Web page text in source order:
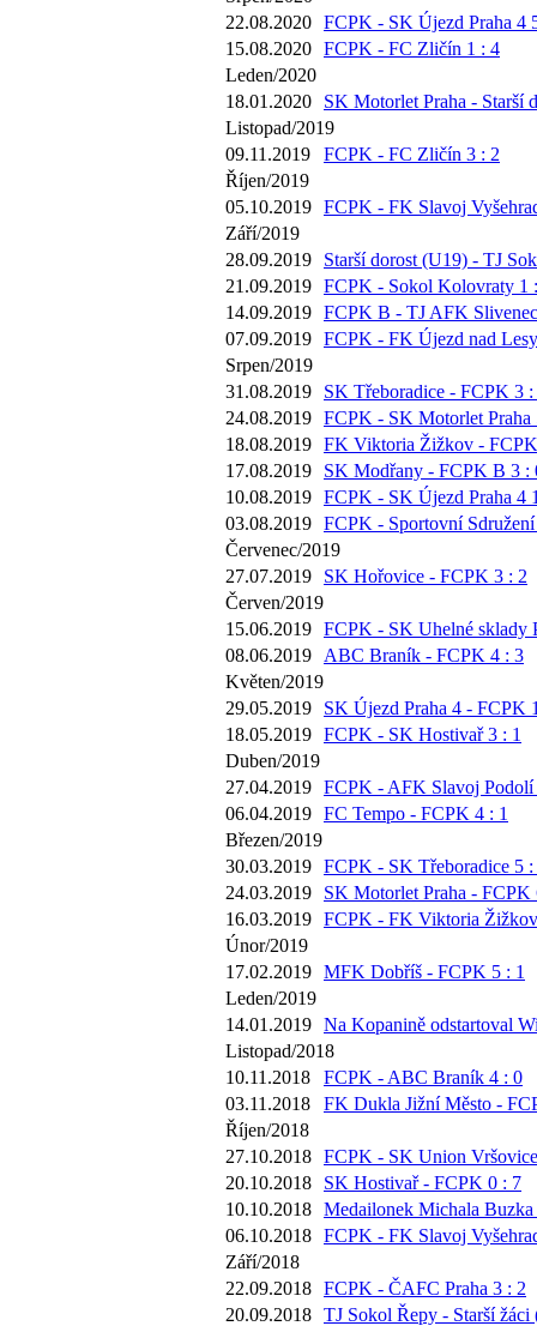
22.08.2020 FCPK - SK Újezd Praha 4
15.08.2020 FCPK - FC Zličín 1 : 4
Leden/2020
18.01.2020
SK Motorlet Praha - Starší
Listopad/2019
09.11.2019
FCPK - FC Zličín 3 : 2
Říjen/2019
05.10.2019 FCPK - FK Slavoj
Září/2019
28.09.2019
Starší dorost (U19) - TJ
21.09.2019 FCPK - Sokol Kolovraty 1
14.09.2019 FCPK B - TJ AFK
07.09.2019 FCPK - FK Újezd nad
Srpen/2019
31.08.2019
SK Třeboradice - FCPK 3 :
24.08.2019 FCPK - SK Motorlet Praha
18.08.2019 FK Viktoria Žižkov -
17.08.2019
SK Modřany - FCPK B 3 :
10.08.2019 FCPK - SK Újezd Praha 4
03.08.2019 FCPK - Sportovní
Červenec/2019
27.07.2019
SK Hořovice - FCPK 3 : 2
Červen/2019
15.06.2019 FCPK - SK Uhelné sklady
08.06.2019
ABC Braník - FCPK 4 : 3
Květen/2019
29.05.2019
SK Újezd Praha 4 - FCPK
18.05.2019 FCPK - SK Hostivař 3 : 1
Duben/2019
27.04.2019 FCPK - AFK Slavoj Podolí
06.04.2019 FC Tempo - FCPK 4 : 1
Březen/2019
30.03.2019 FCPK - SK Třeboradice 5 :
24.03.2019
SK Motorlet Praha - FCPK
16.03.2019 FCPK - FK Viktoria
Únor/2019
17.02.2019 MFK Dobříš - FCPK 5 : 1
Leden/2019
14.01.2019 Na Kopanině odstartoval
Listopad/2018
10.11.2018
FCPK - ABC Braník 4 : 0
03.11.2018
FK Dukla Jižní Město -
Říjen/2018
27.10.2018 FCPK - SK Union
20.10.2018
SK Hostivař - FCPK 0 : 7
10.10.2018 Medailonek Michala Buzka
06.10.2018 FCPK - FK Slavoj
Září/2018
22.09.2018 FCPK - ČAFC Praha 3 : 2
20.09.2018 TJ Sokol Řepy - Starší žáci